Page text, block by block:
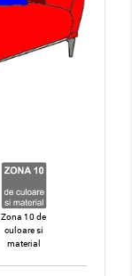
Zona 10 de
culoare si
material